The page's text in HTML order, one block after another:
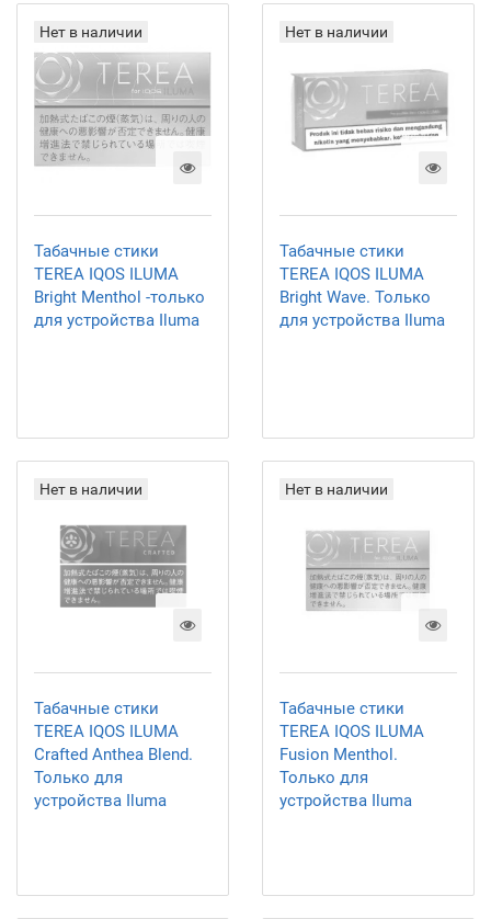
Нет в наличии
Табачные стики
TEREA IQOS ILUMA
Bright Menthol -только
для устройства Iluma
Нет в наличии
Табачные стики
TEREA IQOS ILUMA
Bright Wave. Только
для устройства Iluma
Нет в наличии
Табачные стики
TEREA IQOS ILUMA
Crafted Anthea Blend.
Только для
устройства Iluma
Нет в наличии
Табачные стики
TEREA IQOS ILUMA
Fusion Menthol.
Только для
устройства Iluma